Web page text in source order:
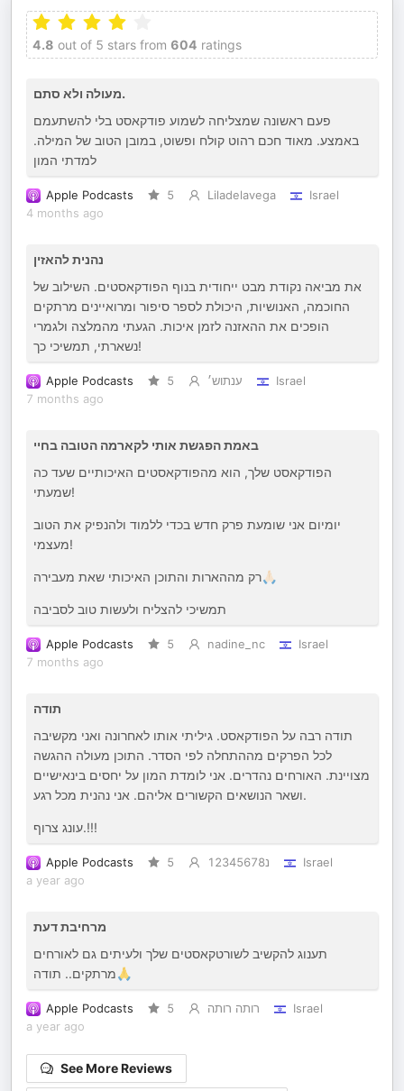
4.8 out of 5 stars from 604 ratings
מעולה ולא סתם.
פעם ראשונה שמצליחה לשמוע פודקאסט בלי להשתעמם
באמצע. מאוד חכם רהוט קולח ופשוט, במובן הטוב של המילה.
למדתי המון
Apple Podcasts 5 Liladelavega
Israel
4 months ago
נהנית להאזין
את מביאה נקודת מבט ייחודית בנוף הפודקאסטים. השילוב של
החוכמה, האנושיות, היכולת לספר סיפור ומרואיינים מרתקים
הופכים את ההאזנה לזמן איכות. הגעתי מהמלצה ולגמרי
נשארתי, תמשיכי כך!
Apple Podcasts 5 ענתוש׳
Israel
7 months ago
באמת הפגשת אותי לקארמה הטובה בחיי
הפודקאסט שלך, הוא מהפודקאסטים האיכותיים שעד כה
שמעתי!
יומיום אני שומעת פרק חדש בכדי ללמוד ולהנפיק את הטוב
מעצמי!
רק מההארות והתוכן האיכותי שאת מעבירה🙏🏻
תמשיכי להצליח ולעשות טוב לסביבה
Apple Podcasts 5 nadine_nc
Israel
7 months ago
תודה
תודה רבה על הפודקאסט. גיליתי אותו לאחרונה ואני מקשיבה
לכל הפרקים מההתחלה לפי הסדר. התוכן מעולה ההגשה
מצויינת. האורחים נהדרים. אני לומדת המון על יחסים בינאישיים
ושאר הנושאים הקשורים אליהם. אני נהנית מכל רגע.
עונג צרוף.!!!
Apple Podcasts 5 נ12345678
Israel
a year ago
מרחיבת דעת
תענוג להקשיב לשורטקאסטים שלך ולעיתים גם לאורחים
מרתקים.. תודה🙏
Apple Podcasts 5 רותה רותה
Israel
a year ago
See More Reviews